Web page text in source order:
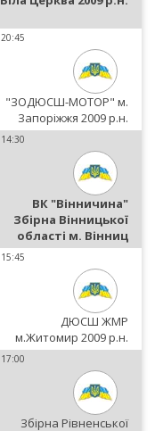
20:45
"ЗОДЮСШ-МОТОР" м.
Запоріжжя 2009 р.н.
14:30
ВК "Вінничина"
Збірна Вінницької
області м. Вінниц
15:45
ДЮСШ ЖМР
м.Житомир 2009 р.н.
17:00
Збірна Рівненської